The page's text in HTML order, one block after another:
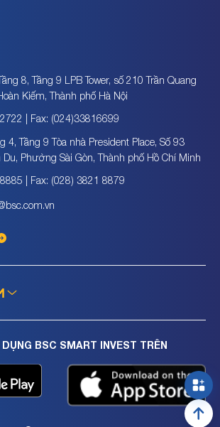
8, Tầng 9 LPB Tower, số 210 Trần Quang
Kiếm, Thành phố Hà Nội
| Fax: (024)33816699
4, Tầng 9 Tòa nhà President Place, Số 93
Phường Sài Gòn, Thành phố Hồ Chí Minh
| Fax: (028) 3821 8879
BSC SMART INVEST TRÊN